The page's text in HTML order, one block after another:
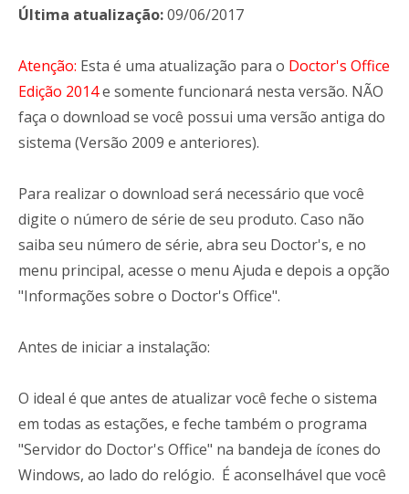
Última atualização:09/06/2017
Atenção: Esta é uma atualização para o Doctor's Office
Edição 2014e somente funcionará nesta versão. NÃO
faça o download se você possui uma versão antiga do
sistema (Versão 2009 e anteriores).
Para realizar o download será necessário que você
digite o número de série de seu produto. Caso não
saiba seu número de série, abra seu Doctor's, e no
menu principal, acesse o menu Ajuda e depois a opção
"Informações sobre o Doctor's Office".
Antes de iniciar a instalação:
O ideal é que antes de atualizar você feche o sistema
em todas as estações, e feche também o programa
"Servidor do Doctor's Office" na bandeja de ícones do
Windows, ao lado do relógio. É aconselhável que você